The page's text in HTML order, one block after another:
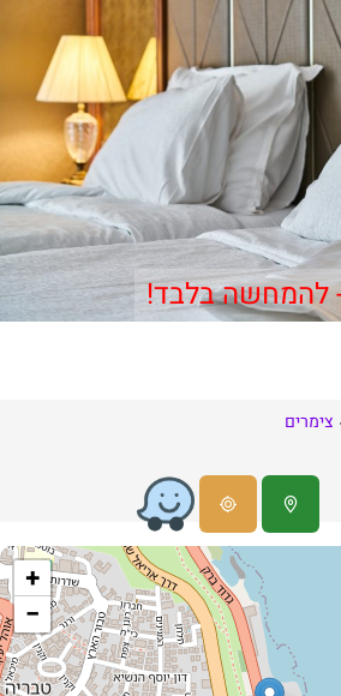
- להמחשה בלבד!
צימרים
+
−